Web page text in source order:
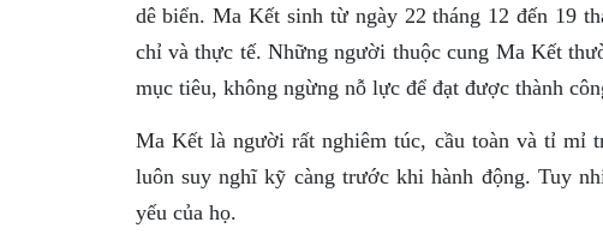
dê biển. Ma Kết sinh từ ngày 22 tháng 12 đến 19
chỉ và thực tế. Những người thuộc cung Ma Kết
mục tiêu, không ngừng nỗ lực để đạt được thành
Ma Kết là người rất nghiêm túc, cầu toàn và tỉ mỉ
luôn suy nghĩ kỹ càng trước khi hành động. Tuy
yếu của họ.